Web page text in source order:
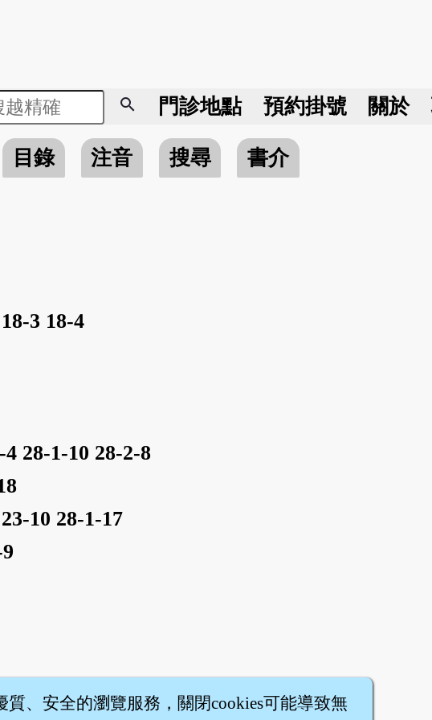
search 門診地點 預約掛號 關於
目錄 注音 搜尋
書介
18-3 18-4
4 28-1-10 28-2-8
23-10 28-1-17
質、安全的瀏覽服務，關閉cookies可能導致無